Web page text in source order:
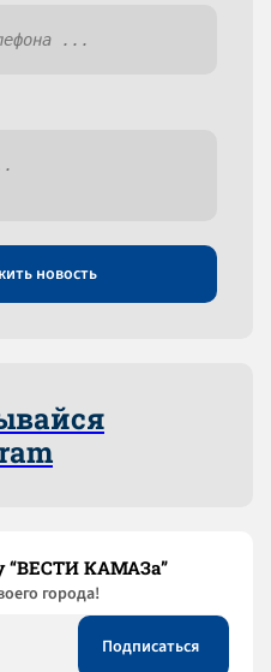
новость
“ВЕСТИ КАМАЗа”
города!